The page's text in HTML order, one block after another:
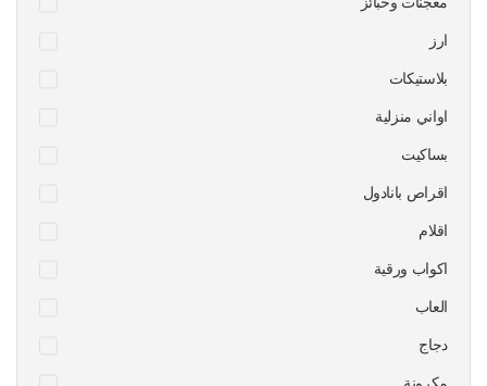
ارز
بلاستيكات
اواني منزلية
بساكيت
اقراص بانادول
اقلام
اكواب ورقية
العاب
دجاج